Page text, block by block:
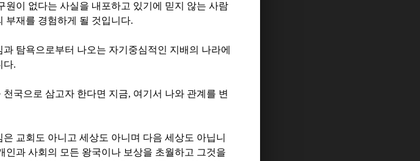
이 없다는 사실을 내포하고 있기에 믿지 않는 사람
부재를 경험하게 될 것입니다.
탐욕으로부터 나오는 자기중심적인 지배의 나라에
다.
국으로 삼고자 한다면 지금, 여기서 나와 관계를 변
교회도 아니고 세상도 아니며 다음 세상도 아닙니
과 사회의 모든 왕국이나 보상을 초월하고 그것을